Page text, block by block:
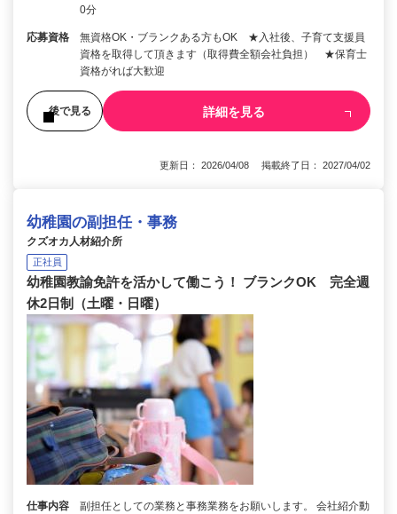
0分
応募資格
無資格OK・ブランクある方もOK ★入社後、子育て支援員
資格を取得して頂きます（取得費全額会社負担） ★保育士
資格がれば大歓迎
後で見る 詳細を見る
更新日： 2026/04/08 掲載終了日： 2027/04/02
幼稚園の副担任・事務
クズオカ人材紹介所
正社員
幼稚園教諭免許を活かして働こう！ ブランクOK 完全週
休2日制（土曜・日曜）
仕事内容
副担任としての業務と事務業務をお願いします。 会社紹介動